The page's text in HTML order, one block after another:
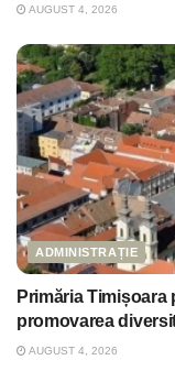
AUGUST 4, 2026
ADMINISTRAȚIE
Primăria
promovarea
AUGUST 4, 2026